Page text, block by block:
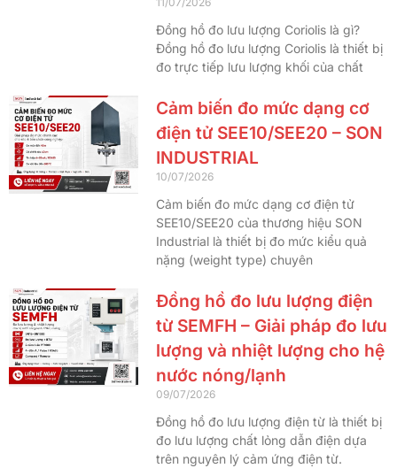
Đồng hồ đo lưu lượng Coriolis là gì?
Đồng hồ đo lưu lượng Coriolis là thiết bị
đo trực tiếp lưu lượng khối của chất
Cảm biến đo mức dạng cơ
điện tử SEE10/SEE20 – SON
INDUSTRIAL
10/07/2026
Cảm biến đo mức dạng cơ điện tử
SEE10/SEE20 của thương hiệu SON
Industrial là thiết bị đo mức kiểu quả
nặng (weight type) chuyên
Đồng hồ đo lưu lượng điện
từ SEMFH – Giải pháp đo lưu
lượng và nhiệt lượng cho hệ
nước nóng/lạnh
09/07/2026
Đồng hồ đo lưu lượng điện từ là thiết bị
đo lưu lượng chất lỏng dẫn điện dựa
trên nguyên lý cảm ứng điện từ.